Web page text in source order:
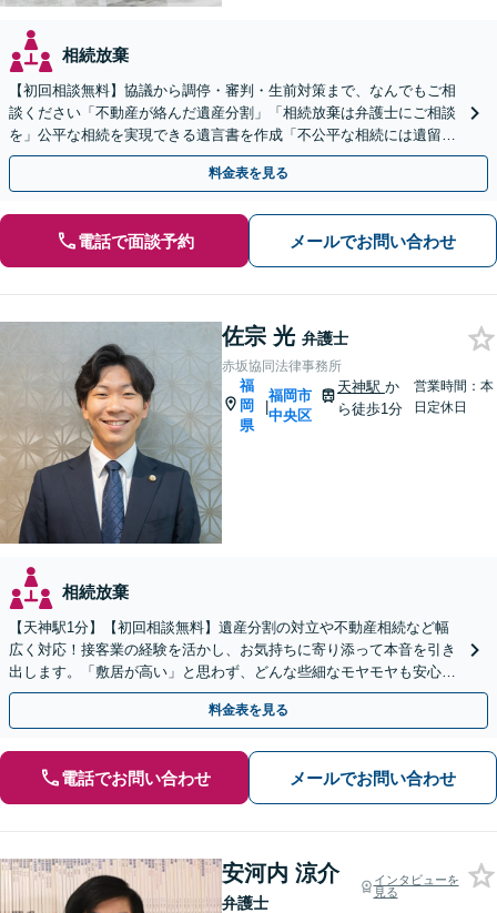
相続放棄
【初回相談無料】協議から調停・審判・生前対策まで、なんでもご相
談ください「不動産が絡んだ遺産分割」「相続放棄は弁護士にご相談
を」公平な相続を実現できる遺言書を作成「不公平な相続には遺留分
侵害額請求が有効」【夜間・休日相談可】【完全個室相談】
料金表を見る
電話で面談予約 メールでお問い合わせ
佐宗 光 弁護士
赤坂協同法律事務所
福
岡
県
|
福岡市
中央区
天神駅 か
ら徒歩1分
営業時間：本
日定休日
相続放棄
【天神駅1分】【初回相談無料】遺産分割の対立や不動産相続など幅
広く対応！接客業の経験を活かし、お気持ちに寄り添って本音を引き
出します。「敷居が高い」と思わず、どんな些細なモヤモヤも安心し
てお聞かせください【夜間・休日相談可】
料金表を見る
電話でお問い合わせ メールでお問い合わせ
安河内 涼介
弁護士
インタビューを
見る